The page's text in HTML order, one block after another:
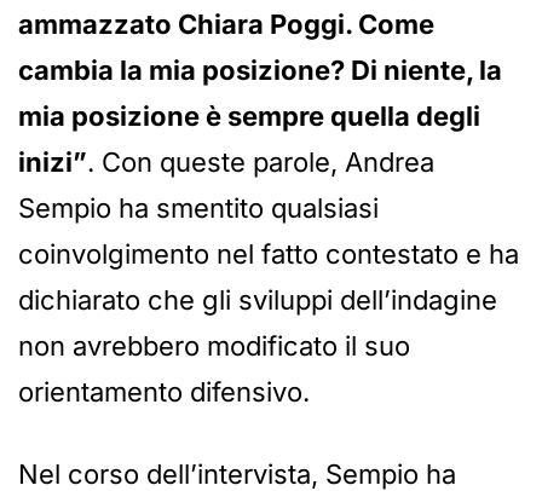
ammazzato Chiara Poggi. Come
cambia la mia posizione? Di niente, la
mia posizione è sempre quella degli
inizi”. Con queste parole, Andrea
Sempio ha smentito qualsiasi
coinvolgimento nel fatto contestato e ha
dichiarato che gli sviluppi dell’indagine
non avrebbero modificato il suo
orientamento difensivo.
Nel corso dell’intervista, Sempio ha